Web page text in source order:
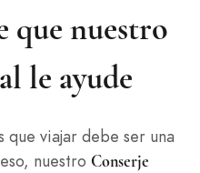
que nuestro
le ayude
que viajar debe ser una
nuestro Conserje